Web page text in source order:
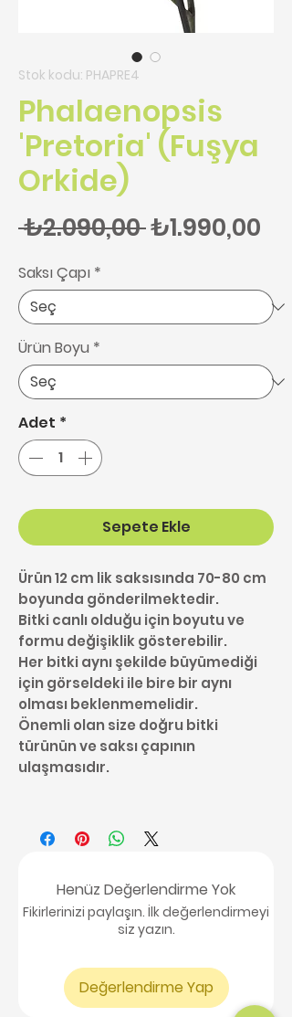
Stok kodu: PHAPRE4
Phalaenopsis
'Pretoria' (Fuşya
Orkide)
₺2.090,00 Normal Fiyat
₺1.990,00
Saksı Çapı *
Ürün Boyu *
Adet *
Sepete Ekle
Ürün 12 cm lik saksısında 70-80 cm
boyunda gönderilmektedir.
Bitki canlı olduğu için boyutu ve
formu değişiklik gösterebilir.
Her bitki aynı şekilde büyümediği
için görseldeki ile bire bir aynı
olması beklenmemelidir.
Önemli olan size doğru bitki
türünün ve saksı çapının
ulaşmasıdır.
Henüz Değerlendirme Yok
Fikirlerinizi paylaşın. İlk değerlendirmeyi
siz yazın.
Değerlendirme Yap